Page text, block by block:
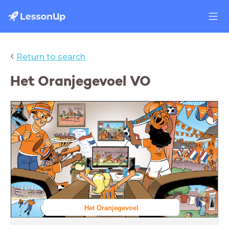
‹ Return to search
Het Oranjegevoel VO
Het Oranjegevoel